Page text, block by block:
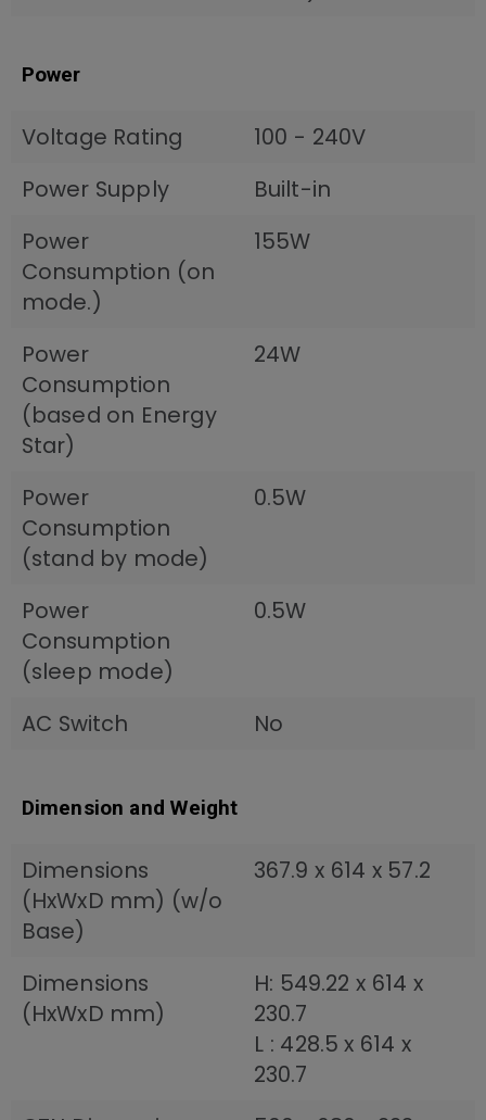
Power
Voltage Rating
100 - 240V
Power Supply
Built-in
Power
Consumption (on
mode.)
155W
Power
Consumption
(based on Energy
Star)
24W
Power
Consumption
(stand by mode)
0.5W
Power
Consumption
(sleep mode)
0.5W
AC Switch No
Dimension and Weight
Dimensions
(HxWxD mm) (w/o
Base)
367.9 x 614 x 57.2
Dimensions
(HxWxD mm)
H: 549.22 x 614 x
230.7
L : 428.5 x 614 x
230.7